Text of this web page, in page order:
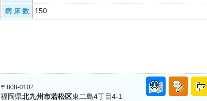
病 床 数 150
〒808-0102
福岡県北九州市若松区東二島4丁目4-1